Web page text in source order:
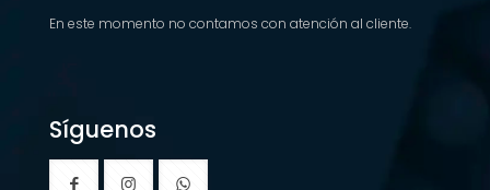
En este momento no contamos con atención al cliente.
Síguenos